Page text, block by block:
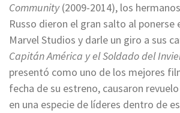
Community(2009-2014), los
Russo dieron el gran salto al ponerse
Marvel Studios y darle un giro a sus
Capitán América y el Soldado del
presentó como uno de los mejores
fecha de su estreno, causaron
en una especie de líderes dentro de